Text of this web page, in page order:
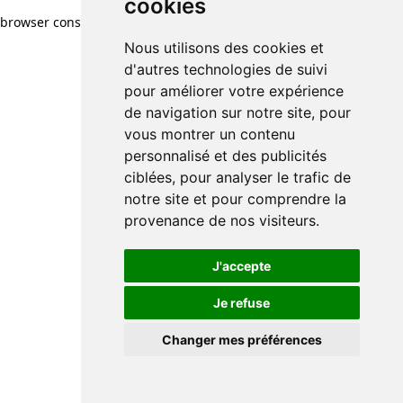
cookies
Nous utilisons des cookies et
d'autres technologies de suivi
pour améliorer votre expérience
de navigation sur notre site, pour
vous montrer un contenu
personnalisé et des publicités
ciblées, pour analyser le trafic de
notre site et pour comprendre la
provenance de nos visiteurs.
J'accepte
Je refuse
Changer mes préférences
browser console for more information)